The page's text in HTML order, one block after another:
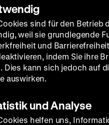
sind für den Betrieb
weil sie grundlegende
und
indem Sie ihre
Dies kann sich jedoch auf
auswirken.
und Analyse
helfen uns,